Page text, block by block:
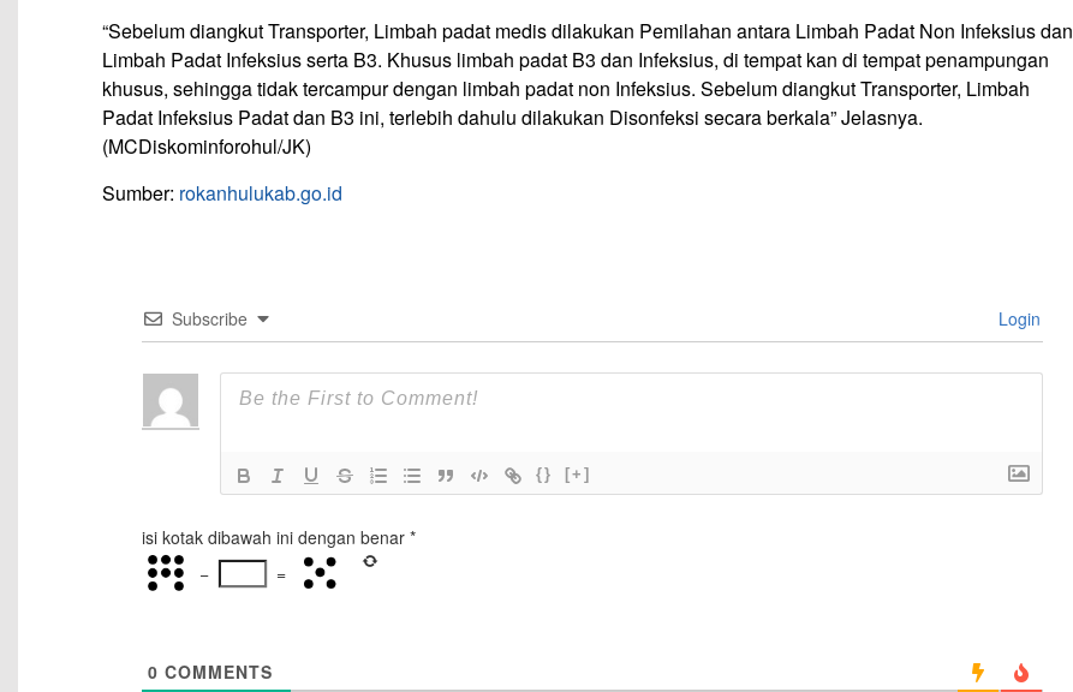
“Sebelum diangkut Transporter, Limbah padat medis dilakukan Pemilahan antara Limbah Padat Non Infeksius dan
Limbah Padat Infeksius serta B3. Khusus limbah padat B3 dan Infeksius, di tempat kan di tempat penampungan
khusus, sehingga tidak tercampur dengan limbah padat non Infeksius. Sebelum diangkut Transporter, Limbah
Padat Infeksius Padat dan B3 ini, terlebih dahulu dilakukan Disonfeksi secara berkala” Jelasnya.
(MCDiskominforohul/JK)
Sumber: rokanhulukab.go.id
Subscribe Login
{} [+]
isi kotak dibawah ini dengan benar*
−
=
0 COMMENTS